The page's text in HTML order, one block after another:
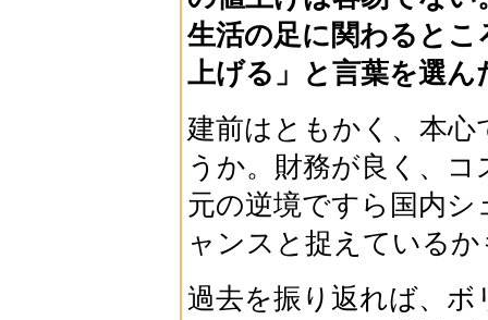
生活の足に関わると
上げる」と言葉を選ん
建前はともかく、本
うか。財務が良く、
元の逆境ですら国内
ャンスと捉えている
過去を振り返れば、